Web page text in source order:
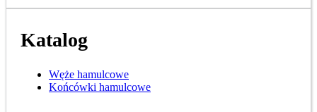
Katalog
Węże hamulcowe
Końcówki hamulcowe